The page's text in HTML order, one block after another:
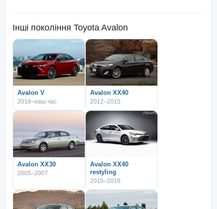
Інші покоління Toyota Avalon
Avalon V
2018–наш час
Avalon XX40
2012–2015
Avalon XX30
2005–2007
Avalon XX40
restyling
2015–2018